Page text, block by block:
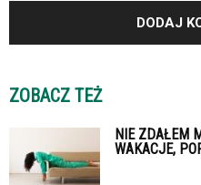
ZOBACZ TEŻ
NIE ZDAŁEM
WAKACJE,